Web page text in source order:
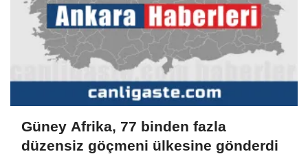
Güney Afrika, 77 binden fazla
düzensiz göçmeni ülkesine gönderdi